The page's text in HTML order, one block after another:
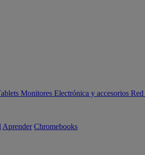
Monitores Electrónica y accesorios Red
Aprender Chromebooks